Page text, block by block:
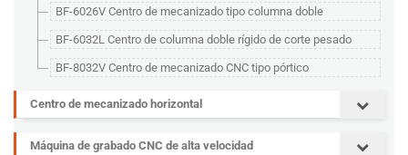
BF-6026V Centro de mecanizado tipo columna doble
BF-6032L Centro de columna doble rígido de corte pesado
BF-8032V Centro de mecanizado CNC tipo pórtico
Centro de mecanizado horizontal
Máquina de grabado CNC de alta velocidad